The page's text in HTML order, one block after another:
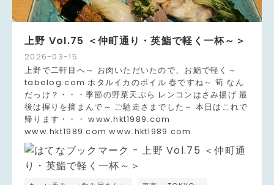
2026-03-15
上野 Vol.75 ＜仲町通り・英鮨で軽く一杯～＞
上野で二軒目へ～ お肉いただいたので、お鮨で軽く～
tabelog.com ホタルイカのボイル 春ですね～ 筍 なん
だっけ？・・・季節の野菜天ぷら レンコンはさみ揚げ 最
後は握りを摘まんで～ ご馳走さまでした～ 本日はこれで
帰ります・・・ www.hkt1989.com
www.hkt1989.com www.hkt1989.com